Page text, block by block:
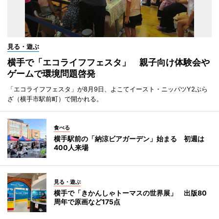
見る・遊ぶ
横手で「エコライフフェスタ」 親子向け体験会や
ゲームで環境問題啓発
「エコライフフェスタ」が8月9日、よこてイースト・ニッパツY2ぷら
ざ（横手市駅前町）で開かれる。
食べる
横手駅前の「納涼ビアガーデン」始まる 初週は
400人来場
見る・遊ぶ
横手で「きかんしゃトーマスの世界展」 出版80
周年で原画など175点